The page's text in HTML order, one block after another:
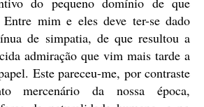
mim e eles deve ter-se dado
de simpatia, de que resultou a
admiração que vim mais tarde a
Este pareceu-me, por contraste
mercenário da nossa época,